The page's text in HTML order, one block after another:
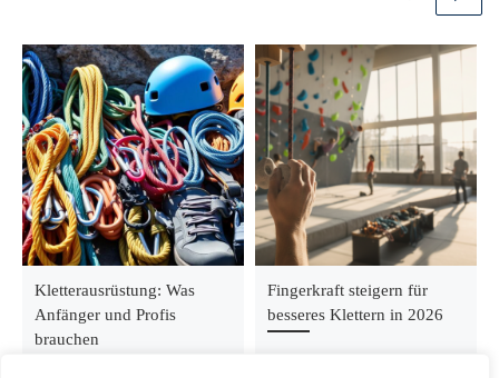
Kletterausrüstung: Was
Anfänger und Profis
brauchen
Fingerkraft steigern für
besseres Klettern in 2026